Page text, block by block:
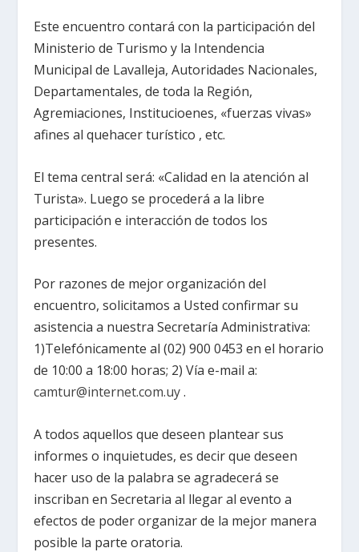
Este encuentro contará con la participación del
Ministerio de Turismo y la Intendencia
Municipal de Lavalleja, Autoridades Nacionales,
Departamentales, de toda la Región,
Agremiaciones, Institucioenes, «fuerzas vivas»
afines al quehacer turístico , etc.
El tema central será: «Calidad en la atención al
Turista». Luego se procederá a la libre
participación e interacción de todos los
presentes.
Por razones de mejor organización del
encuentro, solicitamos a Usted confirmar su
asistencia a nuestra Secretaría Administrativa:
1)Telefónicamente al (02) 900 0453 en el horario
de 10:00 a 18:00 horas; 2) Vía e-mail a:
camtur@internet.com.uy.
A todos aquellos que deseen plantear sus
informes o inquietudes, es decir que deseen
hacer uso de la palabra se agradecerá se
inscriban en Secretaria al llegar al evento a
efectos de poder organizar de la mejor manera
posible la parte oratoria.